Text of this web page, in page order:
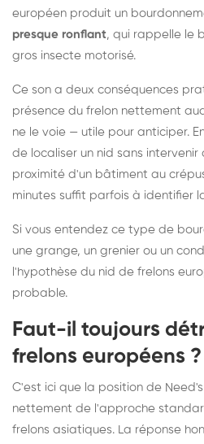
européen produit un
presque ronflant, qui rappelle le
gros insecte motorisé.
Ce son a deux conséquences
présence du frelon nettement
ne le voie — utile pour anticiper.
de localiser un nid sans
proximité d'un bâtiment au
minutes suffit parfois à identifier
Si vous entendez ce type de
une grange, un grenier ou un
l'hypothèse du nid de frelons
probable.
Faut-il toujours
frelons européens ?
C'est ici que la position de
nettement de l'approche
frelons asiatiques. La réponse